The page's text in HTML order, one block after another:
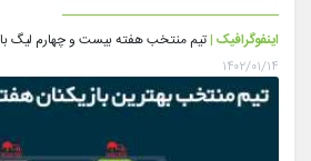
اینفوگرافیک |تیم منتخب هفته بیست و چهارم لیگ با
۱۴۰۲/۰۱/۱۴